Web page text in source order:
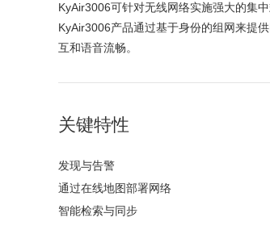
KyAir3006可针对无线网络实施强大的集
KyAir3006产品通过基于身份的组网来提
互和语音流畅。
关键特性
发现与告警
支持多种探测发现方法，确保设备能在各种
架构中成功上线和监控
通过在线地图部署网络
支持在线地图，显示设备的方位并支持编辑
智能检索与同步